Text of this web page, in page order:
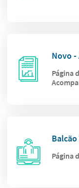
Novo
Página
Página